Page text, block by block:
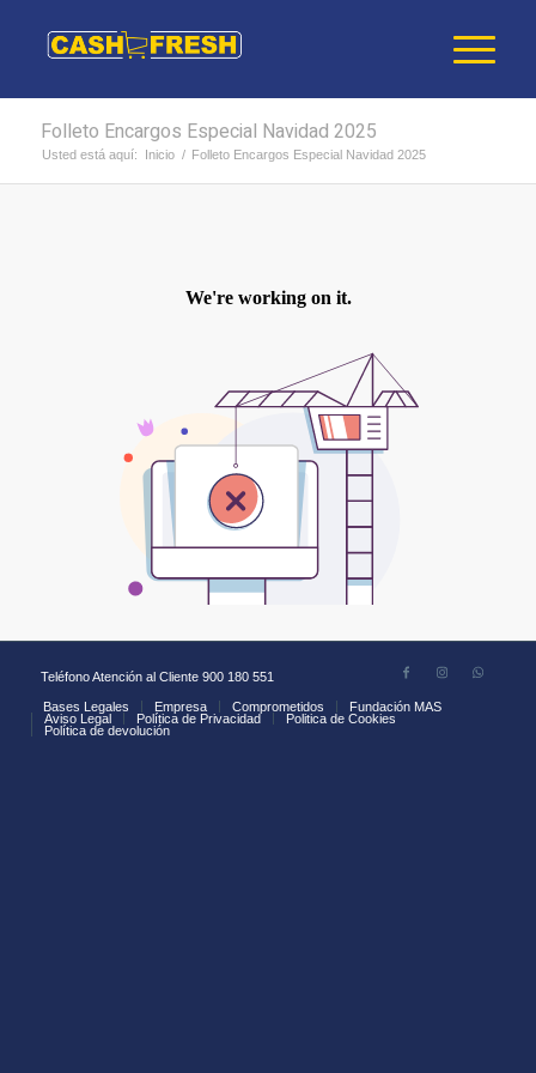
Folleto Encargos Especial Navidad 2025
Usted está aquí: Inicio / Folleto Encargos Especial Navidad 2025
Teléfono Atención al Cliente 900 180 551
Bases Legales Empresa Comprometidos
Fundación MAS
Aviso Legal
Política de Privacidad
Politica de Cookies
Política de devolución